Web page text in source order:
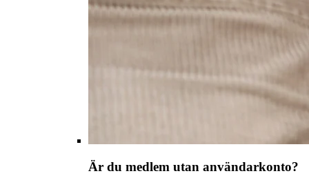
Är du medlem utan användarkonto?